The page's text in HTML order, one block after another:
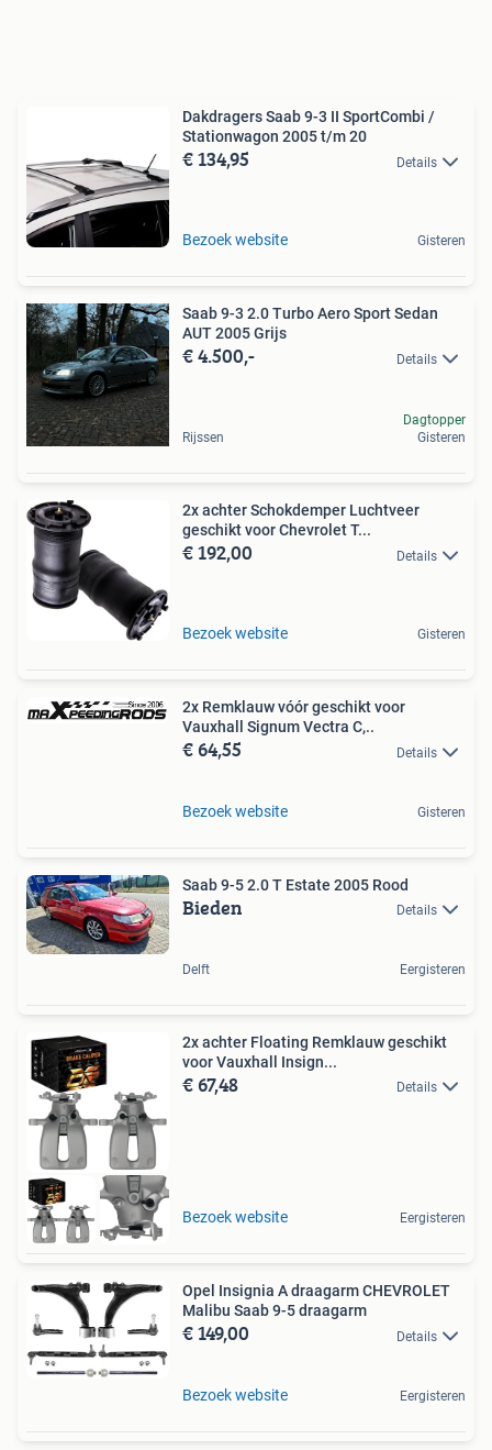
Dakdragers Saab 9-3 II SportCombi /
Stationwagon 2005 t/m 20
€ 134,95 Details
Bezoek website Gisteren
Saab 9-3 2.0 Turbo Aero Sport Sedan
AUT 2005 Grijs
€ 4.500,- Details
Rijssen
Dagtopper
Gisteren
2x achter Schokdemper Luchtveer
geschikt voor Chevrolet T...
€ 192,00 Details
Bezoek website Gisteren
2x Remklauw vóór geschikt voor
Vauxhall Signum Vectra C,..
€ 64,55 Details
Bezoek website Gisteren
Saab 9-5 2.0 T Estate 2005 Rood
Bieden Details
Delft Eergisteren
2x achter Floating Remklauw geschikt
voor Vauxhall Insign...
€ 67,48 Details
Bezoek website Eergisteren
Opel Insignia A draagarm CHEVROLET
Malibu Saab 9-5 draagarm
€ 149,00 Details
Bezoek website Eergisteren